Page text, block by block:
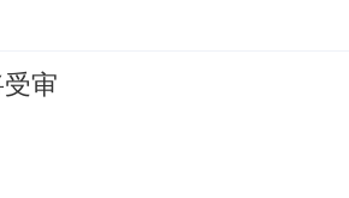
审